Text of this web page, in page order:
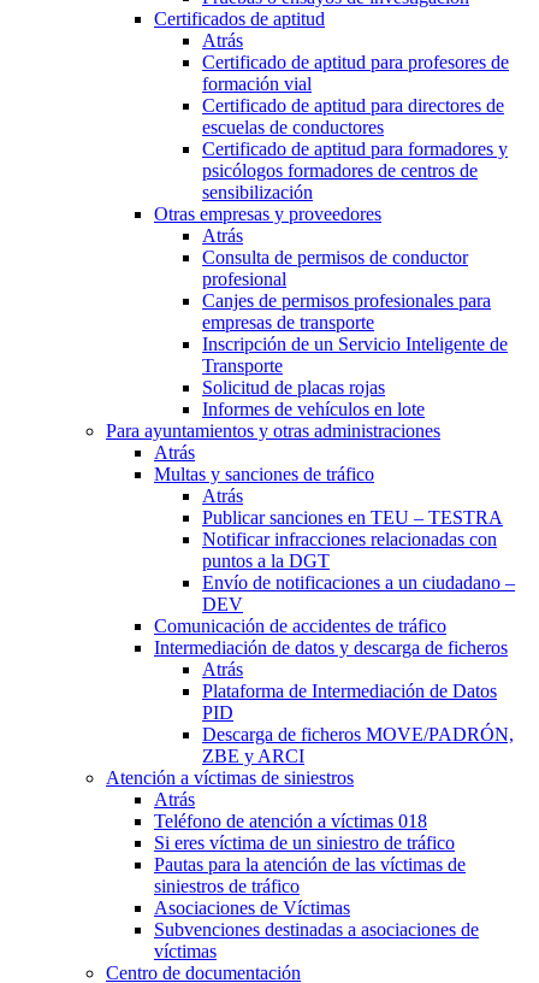
Certificados de aptitud
Atrás
Certificado de aptitud para profesores de
formación vial
Certificado de aptitud para directores de
escuelas de conductores
Certificado de aptitud para formadores y
psicólogos formadores de centros de
sensibilización
Otras empresas y proveedores
Atrás
Consulta de permisos de conductor
profesional
Canjes de permisos profesionales para
empresas de transporte
Inscripción de un Servicio Inteligente de
Transporte
Solicitud de placas rojas
Informes de vehículos en lote
Para ayuntamientos y otras administraciones
Atrás
Multas y sanciones de tráfico
Atrás
Publicar sanciones en TEU – TESTRA
Notificar infracciones relacionadas con
puntos a la DGT
Envío de notificaciones a un ciudadano –
DEV
Comunicación de accidentes de tráfico
Intermediación de datos y descarga de ficheros
Atrás
Plataforma de Intermediación de Datos
PID
Descarga de ficheros MOVE/PADRÓN,
ZBE y ARCI
Atención a víctimas de siniestros
Atrás
Teléfono de atención a víctimas 018
Si eres víctima de un siniestro de tráfico
Pautas para la atención de las víctimas de
siniestros de tráfico
Asociaciones de Víctimas
Subvenciones destinadas a asociaciones de
víctimas
Centro de documentación